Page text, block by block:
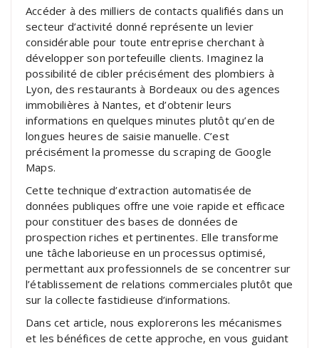
Accéder à des milliers de contacts qualifiés dans un
secteur d’activité donné représente un levier
considérable pour toute entreprise cherchant à
développer son portefeuille clients. Imaginez la
possibilité de cibler précisément des plombiers à
Lyon, des restaurants à Bordeaux ou des agences
immobilières à Nantes, et d’obtenir leurs
informations en quelques minutes plutôt qu’en de
longues heures de saisie manuelle. C’est
précisément la promesse du scraping de Google
Maps.
Cette technique d’extraction automatisée de
données publiques offre une voie rapide et efficace
pour constituer des bases de données de
prospection riches et pertinentes. Elle transforme
une tâche laborieuse en un processus optimisé,
permettant aux professionnels de se concentrer sur
l’établissement de relations commerciales plutôt que
sur la collecte fastidieuse d’informations.
Dans cet article, nous explorerons les mécanismes
et les bénéfices de cette approche, en vous guidant